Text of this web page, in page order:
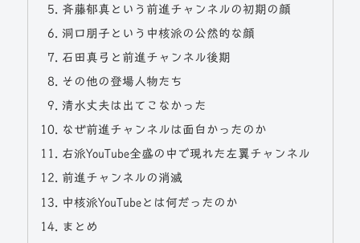
斉藤郁真という前進チャンネルの初期の顔
洞口朋子という中核派の公然的な顔
石田真弓と前進チャンネル後期
その他の登場人物たち
清水丈夫は出てこなかった
なぜ前進チャンネルは面白かったのか
右派YouTube全盛の中で現れた左翼チャンネル
前進チャンネルの消滅
中核派YouTubeとは何だったのか
まとめ